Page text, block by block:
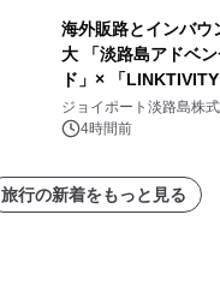
海外販路とインバウ
大 「淡路島アドベ
ド」× 「
開始！
ジョイポート淡路島株
4時間前
旅行の新着をもっと見る